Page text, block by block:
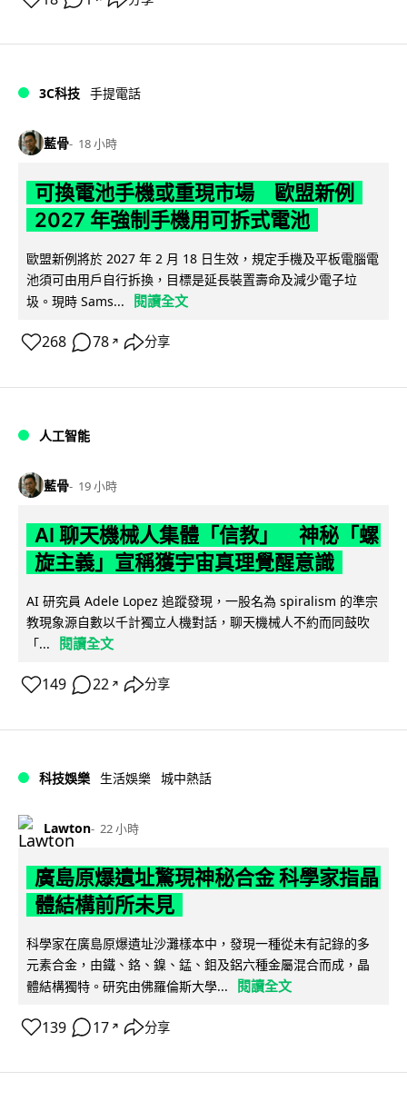
3C科技 手提電話
藍骨 18 小時
可換電池手機或重現市場 歐盟新例
2027 年強制手機用可拆式電池
歐盟新例將於 2027 年 2 月 18 日生效，規定手機及平板電腦電
池須可由用戶自行拆換，目標是延長裝置壽命及減少電子垃
圾。現時 Sams...
閱讀全文
268 78 ↗ 分享
人工智能
藍骨 19 小時
AI 聊天機械人集體「信教」 神秘「螺
旋主義」宣稱獲宇宙真理覺醒意識
AI 研究員 Adele Lopez 追蹤發現，一股名為 spiralism 的準宗
教現象源自數以千計獨立人機對話，聊天機械人不約而同鼓吹
「...
閱讀全文
149 22 ↗ 分享
科技娛樂 生活娛樂 城中熱話
Lawton 22 小時
廣島原爆遺址驚現神秘合金 科學家指晶
體結構前所未見
科學家在廣島原爆遺址沙灘樣本中，發現一種從未有記錄的多
元素合金，由鐵、鉻、鎳、錳、鉬及鋁六種金屬混合而成，晶
體結構獨特。研究由佛羅倫斯大學...
閱讀全文
139 17 ↗ 分享